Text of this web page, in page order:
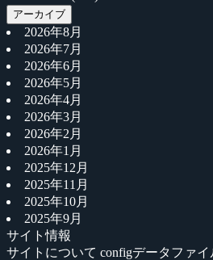
アーカイブ
2026年8月
2026年7月
2026年6月
2026年5月
2026年4月
2026年3月
2026年2月
2026年1月
2025年12月
2025年11月
2025年10月
2025年9月
サイト情報
サイトについて configデータファイ